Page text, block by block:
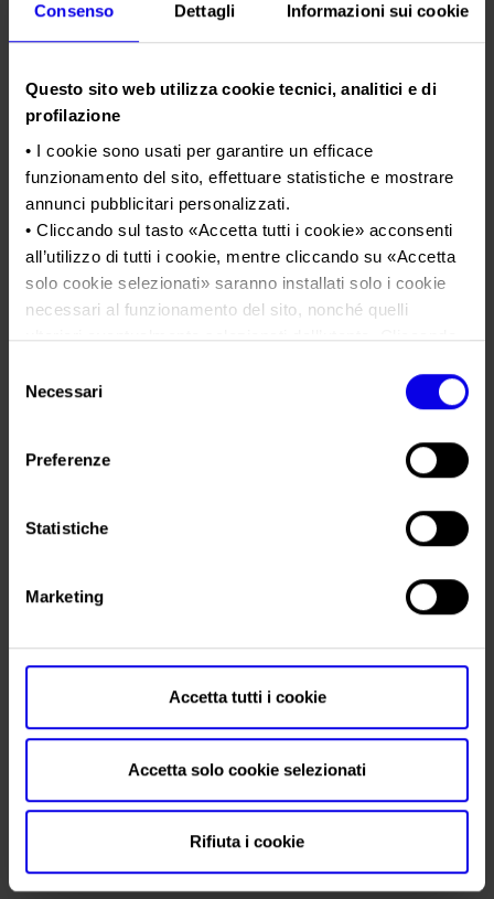
Consenso Dettagli Informazioni sui cookie
Questo sito web utilizza cookie tecnici, analitici e di
profilazione
• I cookie sono usati per garantire un efficace
funzionamento del sito, effettuare statistiche e mostrare
annunci pubblicitari personalizzati.
• Cliccando sul tasto «Accetta tutti i cookie» acconsenti
all’utilizzo di tutti i cookie, mentre cliccando su «Accetta
solo cookie selezionati» saranno installati solo i cookie
necessari al funzionamento del sito, nonché quelli
ulteriori eventualmente selezionati dall’utente. Cliccando
tecnici.
» puoi vedere nel dettaglio
i singoli cookie e le terze parti che installano i cookie
tramite il presente sito.
delNecessari
Preferenze
Statistiche
Marketing
Accetta tutti i cookie
Accetta solo cookie selezionati
Rifiuta i cookie